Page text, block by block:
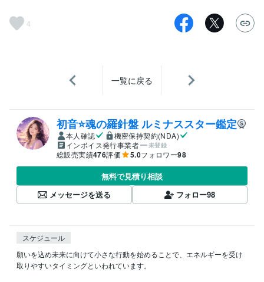
4
一覧に戻る
初音⭐️魂の羅針盤 ルミナススター鑑定
本人確認
機密保持契約(NDA)
インボイス発行事業者
未登録
総販売実績476評価 5.0フォロワー98
無料で見積り相談
メッセージを送る
フォロー98
スケジュール
願いを込め未来に向けて小さな行動を始めることで、エネルギーを受け
取りやすいタイミングといわれています。